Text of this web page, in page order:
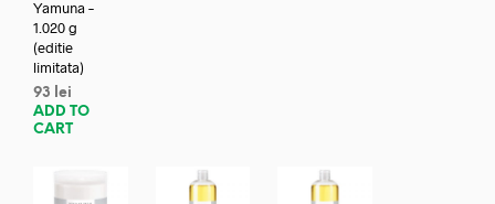
Yamuna –
1.020 g
(editie
limitata)
93
lei
ADD TO
CART